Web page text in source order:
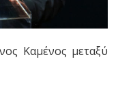
Καμένος μεταξύ